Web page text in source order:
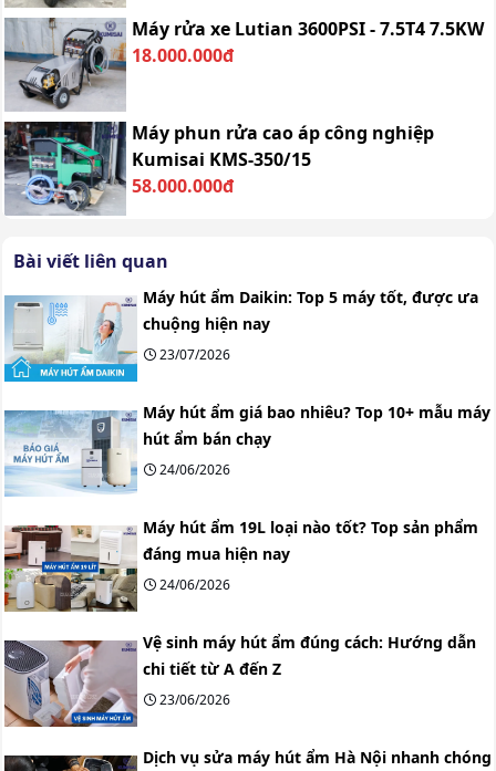
Máy rửa xe Lutian 3600PSI - 7.5T4 7.5KW
18.000.000đ
Máy phun rửa cao áp công nghiệp
Kumisai KMS-350/15
58.000.000đ
Bài viết liên quan
Máy hút ẩm Daikin: Top 5 máy tốt, được ưa
chuộng hiện nay
23/07/2026
Máy hút ẩm giá bao nhiêu? Top 10+ mẫu máy
hút ẩm bán chạy
24/06/2026
Máy hút ẩm 19L loại nào tốt? Top sản phẩm
đáng mua hiện nay
24/06/2026
Vệ sinh máy hút ẩm đúng cách: Hướng dẫn
chi tiết từ A đến Z
23/06/2026
Dịch vụ sửa máy hút ẩm Hà Nội nhanh chóng